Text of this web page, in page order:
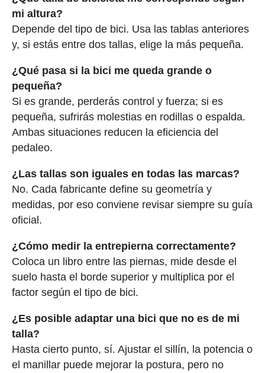
mi altura?
Depende del tipo de bici. Usa las tablas anteriores
y, si estás entre dos tallas, elige la más pequeña.
¿Qué pasa si la bici me queda grande o
pequeña?
Si es grande, perderás control y fuerza; si es
pequeña, sufrirás molestias en rodillas o espalda.
Ambas situaciones reducen la eficiencia del
pedaleo.
¿Las tallas son iguales en todas las marcas?
No. Cada fabricante define su geometría y
medidas, por eso conviene revisar siempre su guía
oficial.
¿Cómo medir la entrepierna correctamente?
Coloca un libro entre las piernas, mide desde el
suelo hasta el borde superior y multiplica por el
factor según el tipo de bici.
¿Es posible adaptar una bici que no es de mi
talla?
Hasta cierto punto, sí. Ajustar el sillín, la potencia o
el manillar puede mejorar la postura, pero no